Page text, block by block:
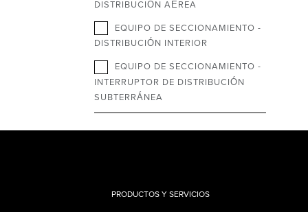
DISTRIBUCIÓN AÉREA
EQUIPO DE SECCIONAMIENTO -
DISTRIBUCIÓN INTERIOR
EQUIPO DE SECCIONAMIENTO -
INTERRUPTOR DE DISTRIBUCIÓN
SUBTERRÁNEA
PRODUCTOS Y SERVICIOS